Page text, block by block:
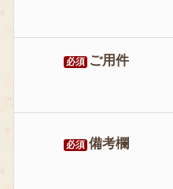
必須 ご用件
必須 備考欄